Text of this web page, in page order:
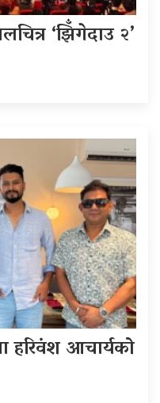
‘झिँगेदाउ २’
हरिवंश आचार्यको